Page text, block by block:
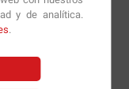
y de analítica.
.